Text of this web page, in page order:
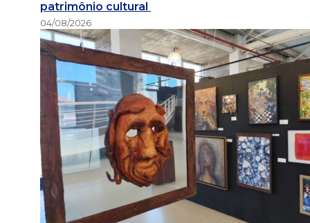
patrimônio cultural
04/08/2026